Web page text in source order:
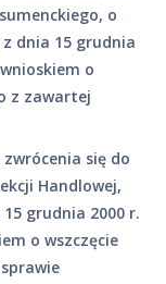
o
dnia 15 grudnia
o
z zawartej
się do
Handlowej,
grudnia 2000 r.
o wszczęcie